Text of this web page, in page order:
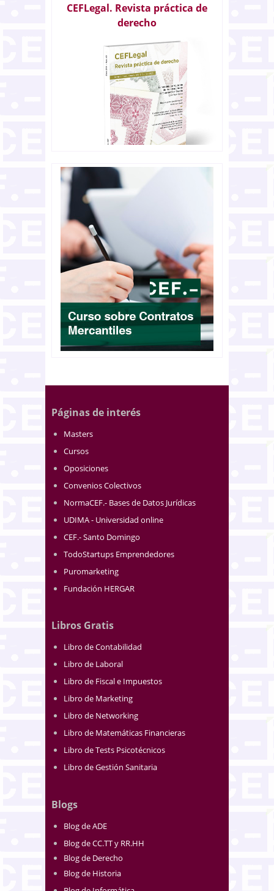
CEFLegal. Revista práctica de
derecho
Páginas de interés
Masters
Cursos
Oposiciones
Convenios Colectivos
NormaCEF.- Bases de Datos Jurídicas
UDIMA - Universidad online
CEF.- Santo Domingo
TodoStartups Emprendedores
Puromarketing
Fundación HERGAR
Libros Gratis
Libro de Contabilidad
Libro de Laboral
Libro de Fiscal e Impuestos
Libro de Marketing
Libro de Networking
Libro de Matemáticas Financieras
Libro de Tests Psicotécnicos
Libro de Gestión Sanitaria
Blogs
Blog de ADE
Blog de CC.TT y RR.HH
Blog de Derecho
Blog de Historia